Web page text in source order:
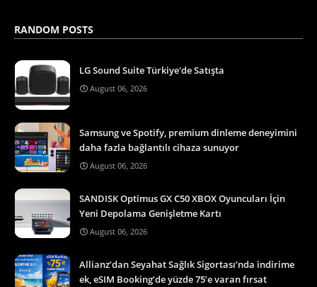
RANDOM POSTS
LG Sound Suite Türkiye'de Satışta
August 06, 2026
Samsung ve Spotify, premium dinleme deneyimini
daha fazla bağlantılı cihaza sunuyor
August 06, 2026
SANDISK Optimus GX C50 XBOX Oyuncuları İçin
Yeni Depolama Genişletme Kartı
August 06, 2026
Allianz’dan Seyahat Sağlık Sigortası’nda indirime
ek, eSIM Booking’de yüzde 75’e varan fırsat